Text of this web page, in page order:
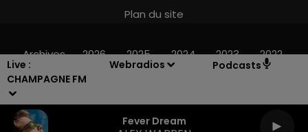
Live :
CHAMPAGNE FM
Webradios Podcasts
Fever Dream
7h00 - 12h00
Plan du site
Archives 2026 2025 2024 2023 2022